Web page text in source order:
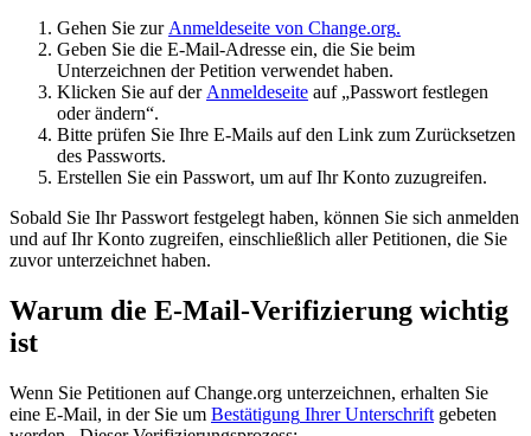
Gehen Sie zur Anmeldeseite von Change.org.
Geben Sie die E-Mail-Adresse ein, die Sie beim
Unterzeichnen der Petition verwendet haben.
Klicken Sie auf der Anmeldeseite auf „Passwort festlegen
oder ändern“.
Bitte prüfen Sie Ihre E-Mails auf den Link zum Zurücksetzen
des Passworts.
Erstellen Sie ein Passwort, um auf Ihr Konto zuzugreifen.
Sobald Sie Ihr Passwort festgelegt haben, können Sie sich anmelden
und auf Ihr Konto zugreifen, einschließlich aller Petitionen, die Sie
zuvor unterzeichnet haben.
Warum die E-Mail-Verifizierung wichtig
ist
Wenn Sie Petitionen auf Change.org unterzeichnen, erhalten Sie
eine E-Mail, in der Sie um Bestätigung Ihrer Unterschrift gebeten